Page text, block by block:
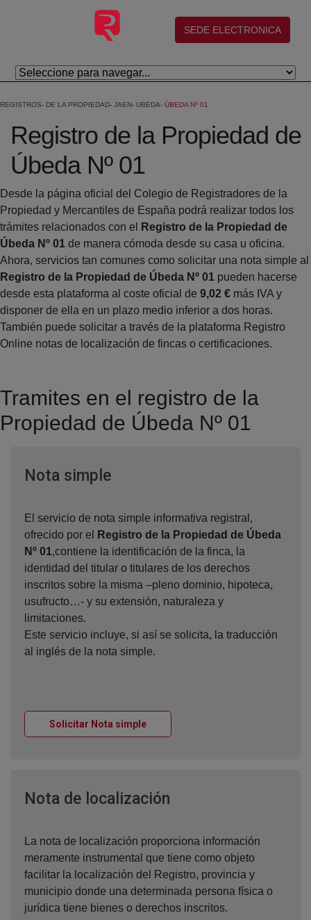
Eduki nagusira joan
(abre en nueva ventana)
SEDE ELECTRONICA
REGISTROS DE LA PROPIEDAD JAEN UBEDA ÚBEDA Nº 01
Registro de la Propiedad de
Úbeda Nº 01
Desde la página oficial del Colegio de Registradores de la
Propiedad y Mercantiles de España podrá realizar todos los
trámites relacionados con el
Registro de la Propiedad de
Úbeda Nº 01 de manera cómoda desde su casa u oficina.
Ahora, servicios tan comunes como solicitar una nota simple al
Registro de la Propiedad de Úbeda Nº 01 pueden hacerse
desde esta plataforma al coste oficial de 9,02 € más IVA y
disponer de ella en un plazo medio inferior a dos horas.
También puede solicitar a través de la plataforma Registro
Online notas de localización de fincas o certificaciones.
Tramites en el registro de la
Propiedad de Úbeda Nº 01
Nota simpleVentana nueva
El servicio de nota simple informativa registral,
ofrecido por el
Registro de la Propiedad de Úbeda
Nº 01,contiene la identificación de la finca, la
identidad del titular o titulares de los derechos
inscritos sobre la misma –pleno dominio, hipoteca,
usufructo…- y su extensión, naturaleza y
limitaciones.
Este servicio incluye, si así se solicita, la traducción
al inglés de la nota simple.
Solicitar Nota simpleVentana nueva
Nota de localización
La nota de localización proporciona información
meramente instrumental que tiene como objeto
facilitar la localización del Registro, provincia y
municipio donde una determinada persona física o
jurídica tiene bienes o derechos inscritos.